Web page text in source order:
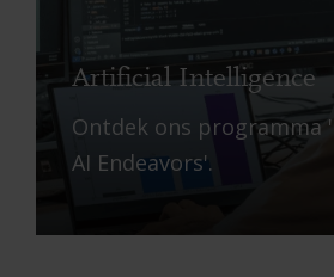
Artificial Intelligence
Ontdek ons ​​programma
AI Endeavors'.